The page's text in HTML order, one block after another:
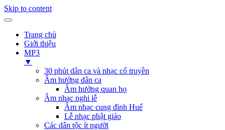
Skip to content
Trang chủ
Giới thiệu
MP3
▼
30 phút dân ca và nhạc cổ truyền
Âm hưởng dân ca
Âm hưởng quan họ
Âm nhạc nghi lễ
Âm nhạc cung đình Huế
Lễ nhạc phật giáo
Các dân tộc ít người